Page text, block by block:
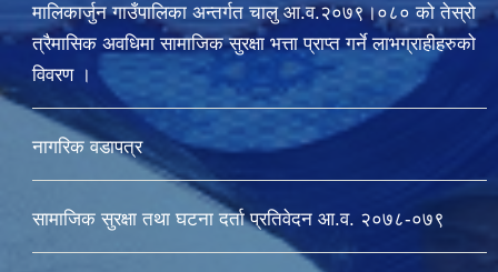
मालिकार्जुन गाउँपालिका अन्तर्गत चालु आ‍.व.२०७९।०८० को तेस्रो
त्रैमासिक अवधिमा सामाजिक सुरक्षा भत्ता प्राप्त गर्ने लाभग्राहीहरुको
विवरण ।
नागरिक वडापत्र
सामाजिक सुरक्षा तथा घटना दर्ता प्रतिवेदन आ.व. २०७८-०७९